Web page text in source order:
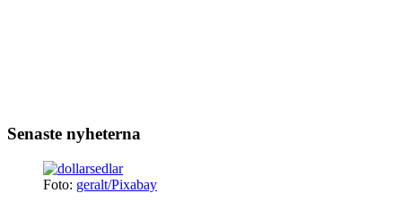
Senaste nyheterna
Foto: geralt/Pixabay